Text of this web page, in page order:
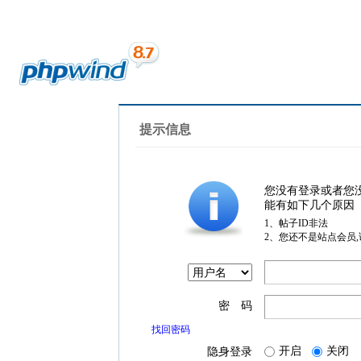
提示信息
您没有登录或者您
能有如下几个原因
1、帖子ID非法
2、您还不是站点会员
密 码
找回密码
隐身登录 开启 关闭